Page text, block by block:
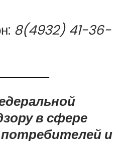
8(4932) 41-36-
в сфере
и